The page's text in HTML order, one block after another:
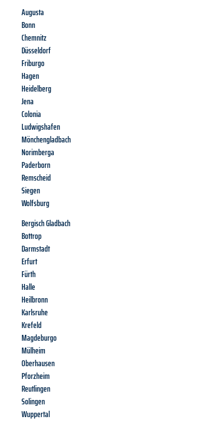
Augusta
Bonn
Chemnitz
Düsseldorf
Friburgo
Hagen
Heidelberg
Jena
Colonia
Ludwigshafen
Mönchengladbach
Norimberga
Paderborn
Remscheid
Siegen
Wolfsburg
Bergisch Gladbach
Bottrop
Darmstadt
Erfurt
Fürth
Halle
Heilbronn
Karlsruhe
Krefeld
Magdeburgo
Mülheim
Oberhausen
Pforzheim
Reutlingen
Solingen
Wuppertal